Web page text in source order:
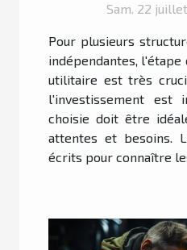
Sam. 22
Pour plusieurs
indépendantes, l'étape
utilitaire est très
l'investissement est
choisie doit être
attentes et besoins.
écrits pour connaître